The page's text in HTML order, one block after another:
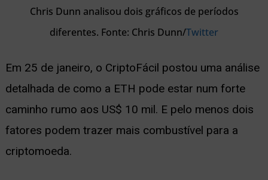
Chris Dunn analisou dois gráficos de períodos
diferentes. Fonte: Chris Dunn/Twitter
Em 25 de janeiro, o CriptoFácil postou uma análise
detalhada de como a ETH pode estar num forte
caminho rumo aos US$ 10 mil. E pelo menos dois
fatores podem trazer mais combustível para a
criptomoeda.